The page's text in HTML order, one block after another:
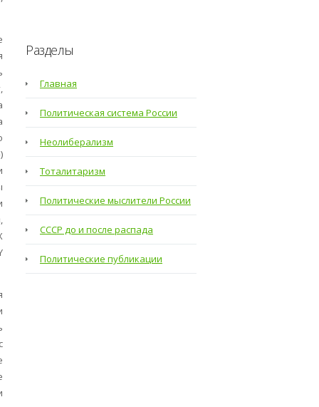
Разделы
Главная
Политическая система России
Неолиберализм
Тоталитаризм
Политические мыслители России
СССР до и после распада
Политические публикации